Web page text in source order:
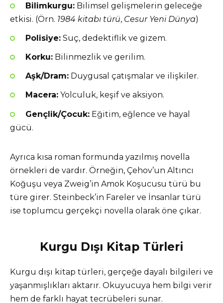
Bilimkurgu:Bilimsel gelişmelerin geleceğe
etkisi. (Örn. 1984 kitabı türü, Cesur Yeni Dünya)
Polisiye:Suç, dedektiflik ve gizem.
Korku:Bilinmezlik ve gerilim.
Aşk/Dram:Duygusal çatışmalar ve ilişkiler.
Macera:Yolculuk, keşif ve aksiyon.
Gençlik/Çocuk:Eğitim, eğlence ve hayal
gücü.
Ayrıca kısa roman formunda yazılmış novella
örnekleri de vardır. Örneğin, Çehov’un Altıncı
Koğuşu veya Zweig’in Amok Koşucusu türü bu
türe girer. Steinbeck’in Fareler ve İnsanlar türü
ise toplumcu gerçekçi novella olarak öne çıkar.
Kurgu Dışı Kitap Türleri
Kurgu dışı kitap türleri, gerçeğe dayalı bilgileri ve
yaşanmışlıkları aktarır. Okuyucuya hem bilgi verir
hem de farklı hayat tecrübeleri sunar.